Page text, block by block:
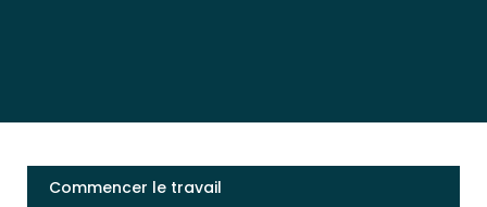
Commencer le travail